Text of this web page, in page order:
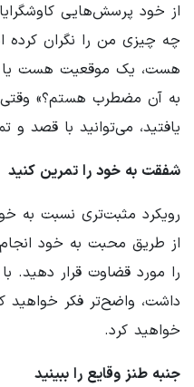
از خود پرسش‌هایی
چه چیزی من را نگران
هست، یک موقعیت هست یا
به آن مضطرب هستم؟»
یافتید، می‌توانید با قصد
شفقت به خود را تمرین کنید
رویکرد مثبت‌تری نسبت به
از طریق محبت به خود
را مورد قضاوت قرار دهید.
داشت، واضح‌تر فکر خواهید
خواهید کرد.
جنبه طنز وقایع را ببینید